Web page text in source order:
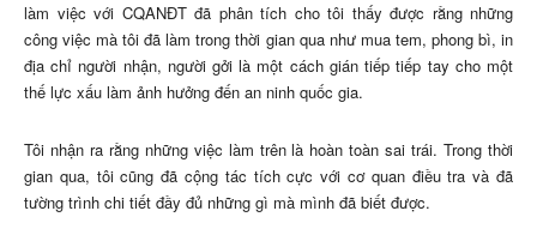
làm việc với CQANĐT đã phân tích cho tôi thấy được rằng những
công việc mà tôi đã làm trong thời gian qua như mua tem, phong bì, in
địa chỉ người nhận, người gởi là một cách gián tiếp tiếp tay cho một
thế lực xấu làm ảnh hưởng đến an ninh quốc gia.
Tôi nhận ra rằng những việc làm trên là hoàn toàn sai trái. Trong thời
gian qua, tôi cũng đã cộng tác tích cực với cơ quan điều tra và đã
tường trình chi tiết đầy đủ những gì mà mình đã biết được.